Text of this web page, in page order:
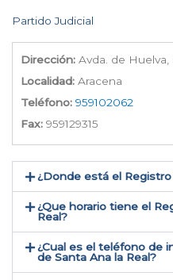
Partido Judicial
Dirección: Avda. de Huelva,
Localidad: Aracena
Teléfono: 959102062
Fax: 959129315
¿Donde está el Registro
¿Que horario tiene el
Real?
¿Cual es el teléfono de
de Santa Ana la Real​?